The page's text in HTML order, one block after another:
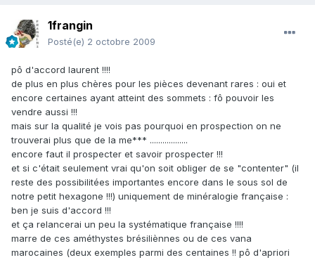
1frangin
Posté(e) 2 octobre 2009
pô d'accord laurent !!!!
de plus en plus chères pour les pièces devenant rares : oui et
encore certaines ayant atteint des sommets : fô pouvoir les
vendre aussi !!!
mais sur la qualité je vois pas pourquoi en prospection on ne
trouverai plus que de la me*** ..................
encore faut il prospecter et savoir prospecter !!!
et si c'était seulement vrai qu'on soit obliger de se "contenter" (il
reste des possibilitées importantes encore dans le sous sol de
notre petit hexagone !!!) uniquement de minéralogie française :
ben je suis d'accord !!!
et ça relancerai un peu la systématique française !!!!
marre de ces améthystes brésiliènnes ou de ces vana
marocaines (deux exemples parmi des centaines !! pô d'apriori